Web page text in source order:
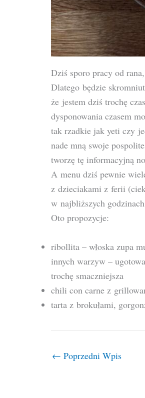
Dziś sporo pracy od
Dlatego będzie
że jestem dziś trochę
dysponowania czasem
tak rzadkie jak yeti czy
nade mną swoje
tworzę tę informacyjną
A menu dziś pewnie
z dzieciakami z ferii
w najbliższych
Oto propozycje:
ribollita – włoska zupa
innych warzyw –
trochę smaczniejsza
chili con carne z
tarta z brokułami,
← Poprzedni Wpis